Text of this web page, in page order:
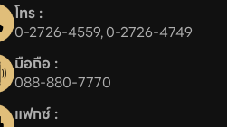
โทร :
0-2726-4559, 0-2726-4749
มือถือ :
088-880-7770
แฟกซ์ :